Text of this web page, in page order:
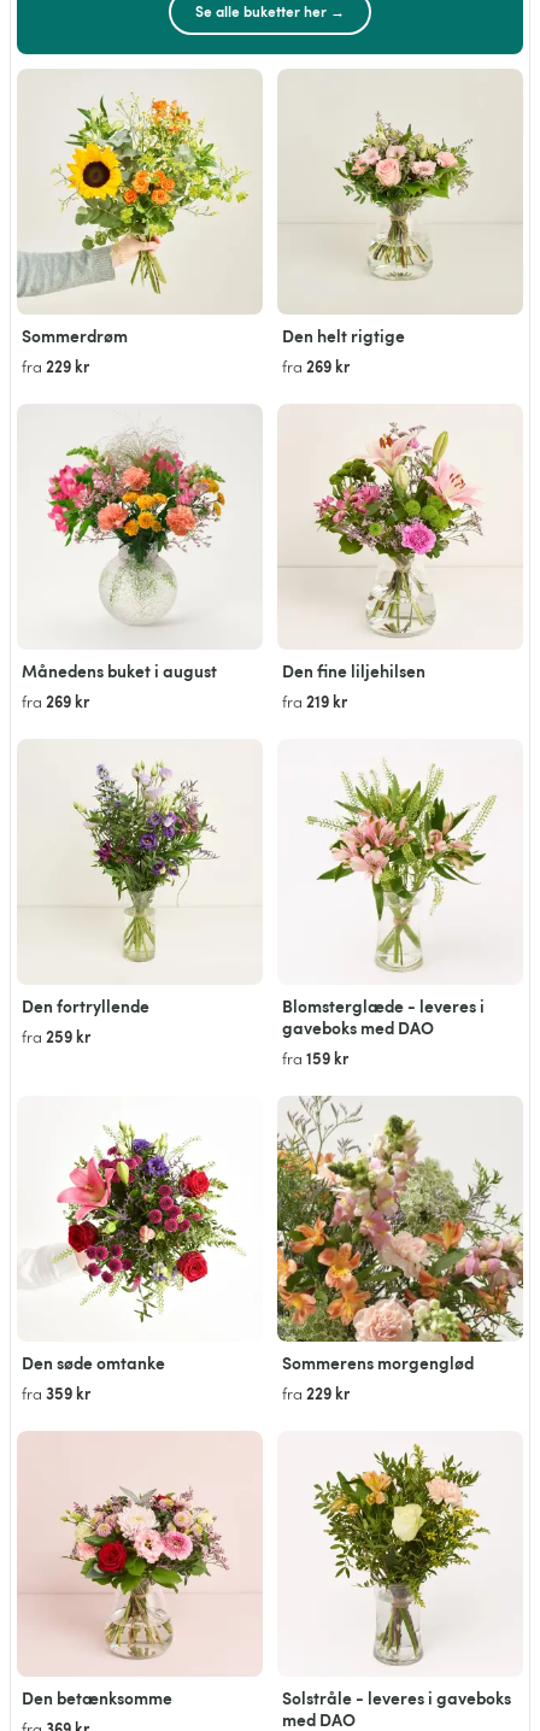
Se alle buketter her →
Sommerdrøm
fra 229 kr
Den helt rigtige
fra 269 kr
Månedens buket i august
fra 269 kr
Den fine liljehilsen
fra 219 kr
Den fortryllende
fra 259 kr
Blomsterglæde - leveres i
gaveboks med DAO
fra 159 kr
Den søde omtanke
fra 359 kr
Sommerens morgenglød
fra 229 kr
Den betænksomme
Solstråle - leveres i gaveboks
med DAO